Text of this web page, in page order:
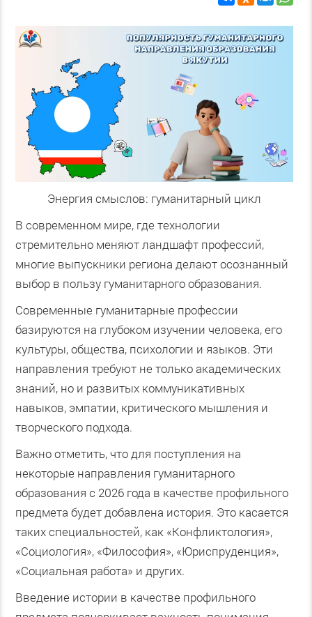
Энергия смыслов: гуманитарный цикл
В современном мире, где технологии
стремительно меняют ландшафт профессий,
многие выпускники региона делают осознанный
выбор в пользу гуманитарного образования.
Современные гуманитарные профессии
базируются на глубоком изучении человека, его
культуры, общества, психологии и языков. Эти
направления требуют не только академических
знаний, но и развитых коммуникативных
навыков, эмпатии, критического мышления и
творческого подхода.
Важно отметить, что для поступления на
некоторые направления гуманитарного
образования с 2026 года в качестве профильного
предмета будет добавлена история. Это касается
таких специальностей, как «Конфликтология»,
«Социология», «Философия», «Юриспруденция»,
«Социальная работа» и других.
Введение истории в качестве профильного